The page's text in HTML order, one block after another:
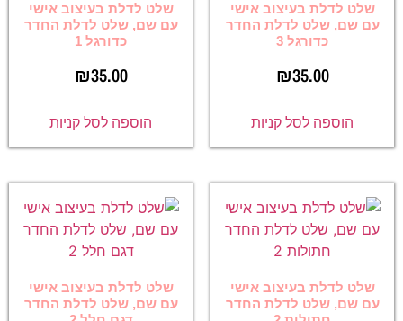
שלט לדלת בעיצוב אישי
עם שם, שלט לדלת החדר
כדורגל 3
₪35.00
הוספה לסל קניות
שלט לדלת בעיצוב אישי
עם שם, שלט לדלת החדר
כדורגל 1
₪35.00
הוספה לסל קניות
שלט לדלת בעיצוב אישי
עם שם, שלט לדלת החדר
שלט לדלת בעיצוב אישי
עם שם, שלט לדלת החדר